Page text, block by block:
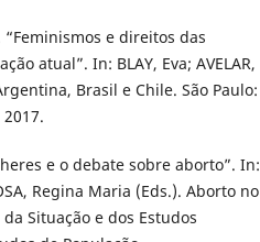
“Feminismos e direitos das
atual”. In: BLAY, Eva; AVELAR,
Brasil e Chile. São Paulo:
e o debate sobre aborto”. In:
Regina Maria (Eds.). Aborto no
Situação e dos Estudos